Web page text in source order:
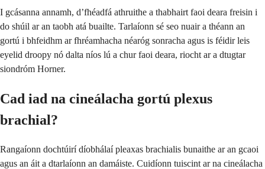
I gcásanna annamh, d’fhéadfá athruithe a thabhairt faoi deara freisin i
do shúil ar an taobh atá buailte. Tarlaíonn sé seo nuair a théann an
gortú i bhfeidhm ar fhréamhacha néaróg sonracha agus is féidir leis
eyelid droopy nó dalta níos lú a chur faoi deara, riocht ar a dtugtar
siondróm Horner.
Cad iad na cineálacha gortú plexus
brachial?
Rangaíonn dochtúirí díobhálaí pleaxas brachialis bunaithe ar an gcaoi
agus an áit a dtarlaíonn an damáiste. Cuidíonn tuiscint ar na cineálacha